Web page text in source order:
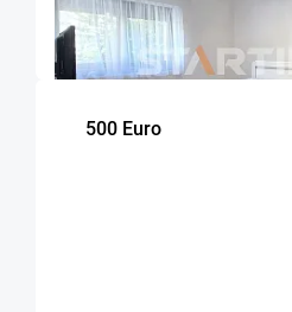
52 1
dormitor
500 Euro